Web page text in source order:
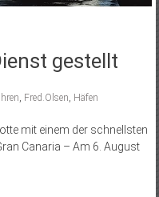
gestellt
, Fred.Olsen, Häfen
mit einem der schnellsten
Canaria – Am 6. August